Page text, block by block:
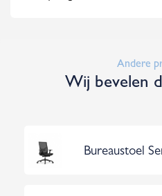
Andere
Wij bevelen
Bureaustoel